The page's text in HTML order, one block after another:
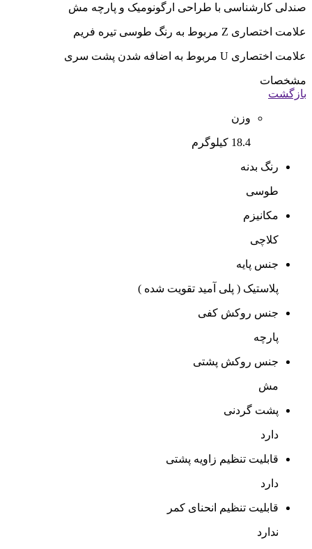
صندلی کارشناسی با طراحی ارگونومیک و پارچه مش
علامت اختصاری Z مربوط به رنگ طوسی تیره فریم
علامت اختصاری U مربوط به اضافه شدن پشت سری
مشخصات
بازگشت
وزن
18.4 کیلوگرم
رنگ بدنه
طوسی
مکانیزم
کلاچی
جنس پایه
پلاستیک ( پلی آمید تقویت شده )
جنس روکش کفی
پارچه
جنس روکش پشتی
مش
پشت گردنی
دارد
قابلیت تنظیم زاویه پشتی
دارد
قابلیت تنظیم انحنای کمر
ندارد